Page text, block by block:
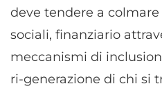
deve tendere a
sociali, finanziario
meccanismi di
ri-generazione di chi si